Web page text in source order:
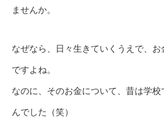
ませんか。
なぜなら、日々生きていくうえで、
ですよね。
なのに、そのお金について、昔は学
んでした（笑）